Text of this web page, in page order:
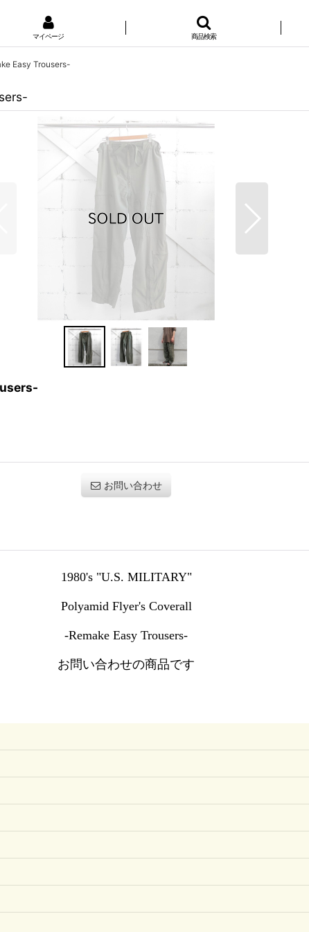
マイページ 商品検索
Easy Trousers-
お問い合わせ
1980's "U.S. MILITARY"
Polyamid Flyer's Coverall
-Remake Easy Trousers-
お問い合わせの商品です